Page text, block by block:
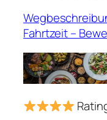
Fahrtzeit –